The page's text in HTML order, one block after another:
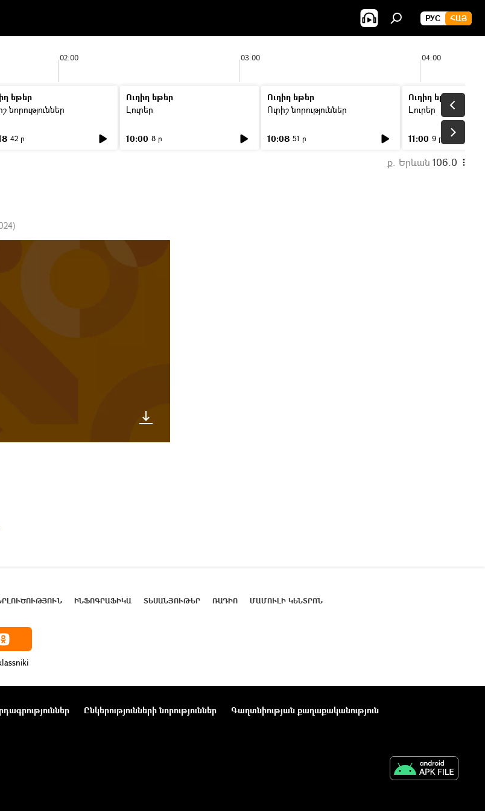
РУС ՀԱՅ
02:00 03:00 04:00
եթեր
նորություններ
42 ր
Ուղիղ եթեր
Լուրեր
10:00 8 ր
Ուղիղ եթեր
Ուրիշ նորություններ
10:08 51 ր
Ուղիղ եթեր
Լուրեր
11:00 9 ր
ք. Երևան 106.0
)
ԻՆՖՈԳՐԱՖԻԿԱ ՏԵՍԱՆՅՈՒԹԵՐ ՌԱԴԻՈ ՄԱՄՈՒԼԻ ԿԵՆՏՐՈՆ
Ընկերությունների նորություններ
Գաղտնիության քաղաքականություն